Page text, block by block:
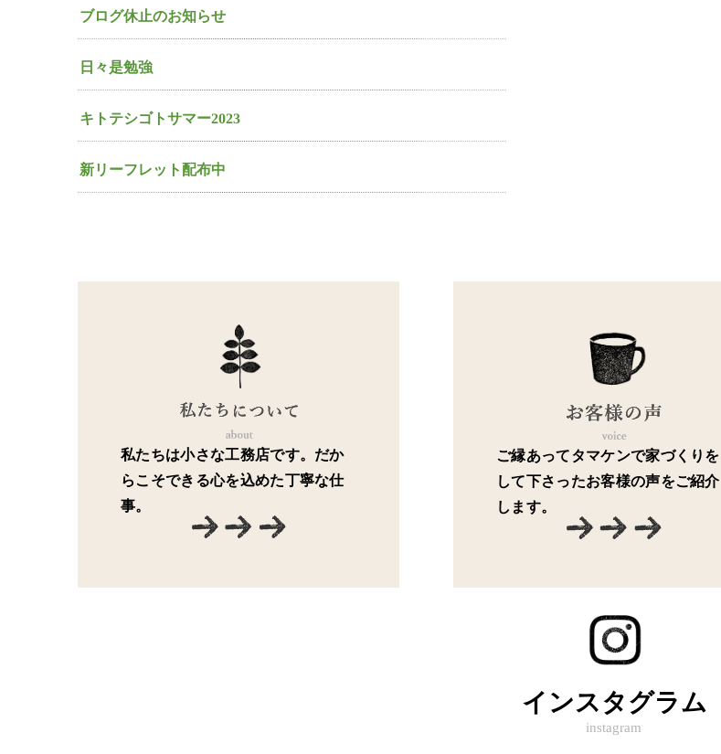
ブログ休止のお知らせ
日々是勉強
キトテシゴトサマー2023
新リーフレット配布中
私たちは小さな工務店です。だか
らこそできる心を込めた丁寧な仕
事。
ご縁あってタマケンで家づくりを
して下さったお客様の声をご紹介
します。
インスタグラム
instagram